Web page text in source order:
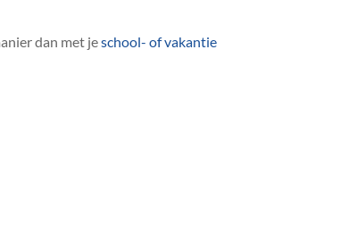
dan met jeschool- of vakantie